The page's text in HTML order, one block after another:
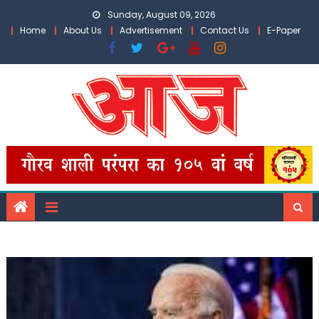
Sunday, August 09, 2026
Home
About Us Advertisement Contact Us E-Paper